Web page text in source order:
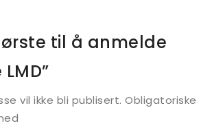
til å anmelde
vil ikke bli publisert. Obligatoriske